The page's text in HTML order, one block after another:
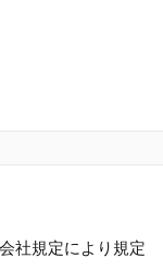
社規定により規定